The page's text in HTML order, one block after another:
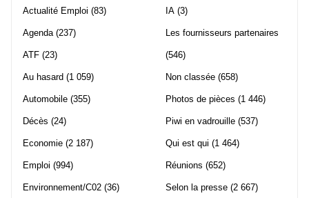
Actualité Emploi (83)
Agenda (237)
ATF (23)
Au hasard (1 059)
Automobile (355)
Décès (24)
Economie (2 187)
Emploi (994)
Environnement/C02 (36)
IA (3)
Les fournisseurs partenaires
(546)
Non classée (658)
Photos de pièces (1 446)
Piwi en vadrouille (537)
Qui est qui (1 464)
Réunions (652)
Selon la presse (2 667)